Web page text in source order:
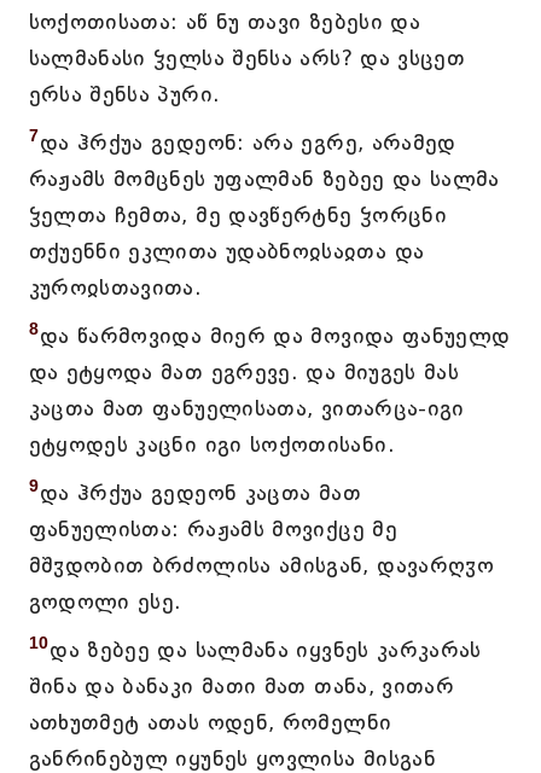
სოქოთისათა: აწ ნუ თავი ზებესი და
სალმანასი ჴელსა შენსა არს? და ვსცეთ
ერსა შენსა პური.
7და ჰრქუა გედეონ: არა ეგრე, არამედ
რაჟამს მომცნეს უფალმან ზებეე და სალმა
ჴელთა ჩემთა, მე დავწერტნე ჴორცნი
თქუენნი ეკლითა უდაბნოჲსაჲთა და
კუროჲსთავითა.
8და წარმოვიდა მიერ და მოვიდა ფანუელდ
და ეტყოდა მათ ეგრევე. და მიუგეს მას
კაცთა მათ ფანუელისათა, ვითარცა-იგი
ეტყოდეს კაცნი იგი სოქოთისანი.
9და ჰრქუა გედეონ კაცთა მათ
ფანუელისთა: რაჟამს მოვიქცე მე
მშჳდობით ბრძოლისა ამისგან, დავარღჳო
გოდოლი ესე.
10და ზებეე და სალმანა იყვნეს კარკარას
შინა და ბანაკი მათი მათ თანა, ვითარ
ათხუთმეტ ათას ოდენ, რომელნი
განრინებულ იყუნეს ყოვლისა მისგან